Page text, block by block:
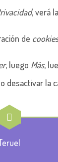
, verá
de
, luego Más,
desactivar la